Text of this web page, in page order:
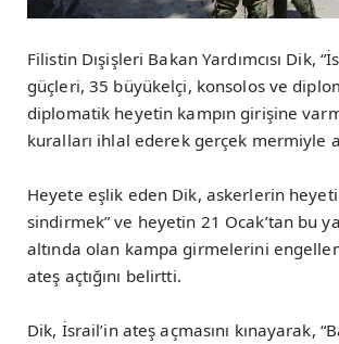
Filistin Dışişleri Bakan Yardımcısı Dik,
güçleri, 35 büyükelçi, konsolos ve
diplomatik heyetin kampın girişine
kuralları ihlal ederek gerçek mermiyle
Heyete eşlik eden Dik, askerlerin
sindirmek” ve heyetin 21 Ocak’tan bu
altında olan kampa girmelerini
ateş açtığını belirtti.
Dik, İsrail’in ateş açmasını kınayarak,